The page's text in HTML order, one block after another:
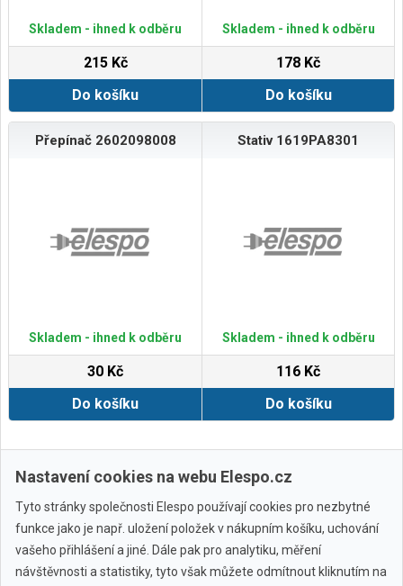
Skladem - ihned k odběru
215 Kč
Do košíku
Skladem - ihned k odběru
178 Kč
Do košíku
Přepínač 2602098008
Skladem - ihned k odběru
30 Kč
Do košíku
Stativ 1619PA8301
Skladem - ihned k odběru
116 Kč
Do košíku
Zobrazit další
Nastavení cookies na webu Elespo.cz
Tyto stránky společnosti Elespo používají cookies pro nezbytné
funkce jako je např. uložení položek v nákupním košíku, uchování
vašeho přihlášení a jiné. Dále pak pro analytiku, měření
návštěvnosti a statistiky, tyto však můžete odmítnout kliknutím na